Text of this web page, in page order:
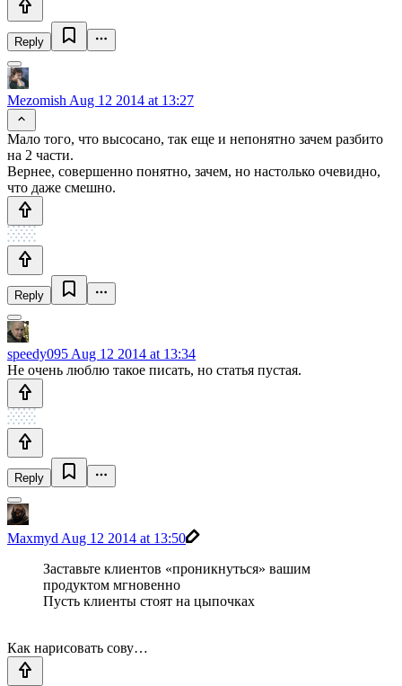
Reply
Mezomish Aug 12 2014 at 13:27
Мало того, что высосано, так еще и непонятно зачем разбито
на 2 части.
Вернее, совершенно понятно, зачем, но настолько очевидно,
что даже смешно.
Reply
speedy095 Aug 12 2014 at 13:34
Не очень люблю такое писать, но статья пустая.
Reply
Maxmyd Aug 12 2014 at 13:50
Заставьте клиентов «проникнуться» вашим
продуктом мгновенно
Пусть клиенты стоят на цыпочках
Как нарисовать сову…